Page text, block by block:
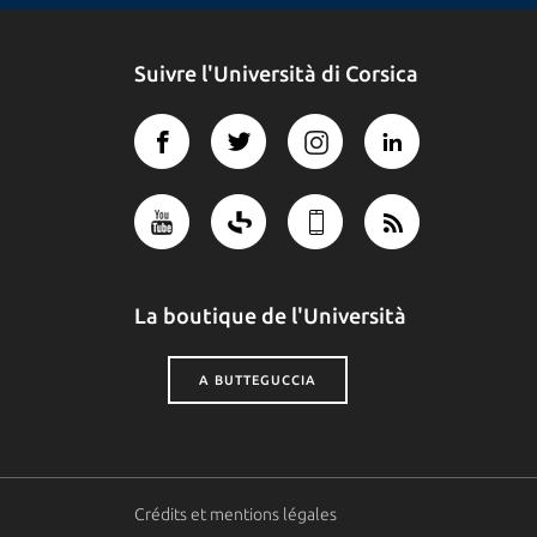
Suivre l'Università di Corsica
La boutique de l'Università
A BUTTEGUCCIA
Crédits et mentions légales